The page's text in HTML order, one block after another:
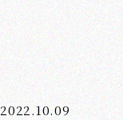
2022.10.09